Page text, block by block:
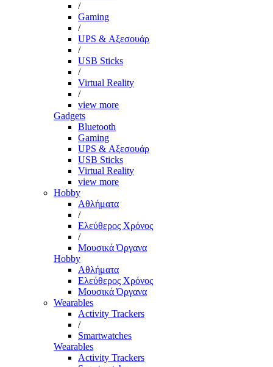
/
Gaming
/
UPS & Αξεσουάρ
/
USB Sticks
/
Virtual Reality
/
view more
Gadgets
Bluetooth
Gaming
UPS & Αξεσουάρ
USB Sticks
Virtual Reality
view more
Hobby
Αθλήματα
/
Ελεύθερος Χρόνος
/
Μουσικά Όργανα
Hobby
Αθλήματα
Ελεύθερος Χρόνος
Μουσικά Όργανα
Wearables
Activity Trackers
/
Smartwatches
Wearables
Activity Trackers